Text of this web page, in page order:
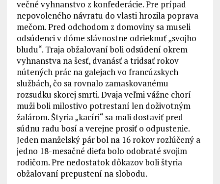
večné vyhnanstvo z konfederácie. Pre prípad
nepovoleného návratu do vlasti hrozila poprava
mečom. Pred odchodom z domoviny sa museli
odsúdenci v dóme slávnostne odrieknuť „svojho
bludu“. Traja obžalovaní boli odsúdení okrem
vyhnanstva na šesť, dvanásť a tridsať rokov
nútených prác na galejach vo francúzskych
službách, čo sa rovnalo zamaskovanému
rozsudku skorej smrti. Dvaja veľmi vážne chorí
muži boli milostivo potrestaní len doživotným
žalárom. Štyria „kacíri“ sa mali dostaviť pred
súdnu radu bosí a verejne prosiť o odpustenie.
Jeden manželský pár bol na 16 rokov rozlúčený a
jedno 18-mesačné dieťa bolo odobraté svojim
rodičom. Pre nedostatok dôkazov boli štyria
obžalovaní prepustení na slobodu.